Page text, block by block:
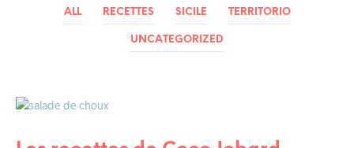
ALL RECETTES SICILE TERRITORIO
UNCATEGORIZED